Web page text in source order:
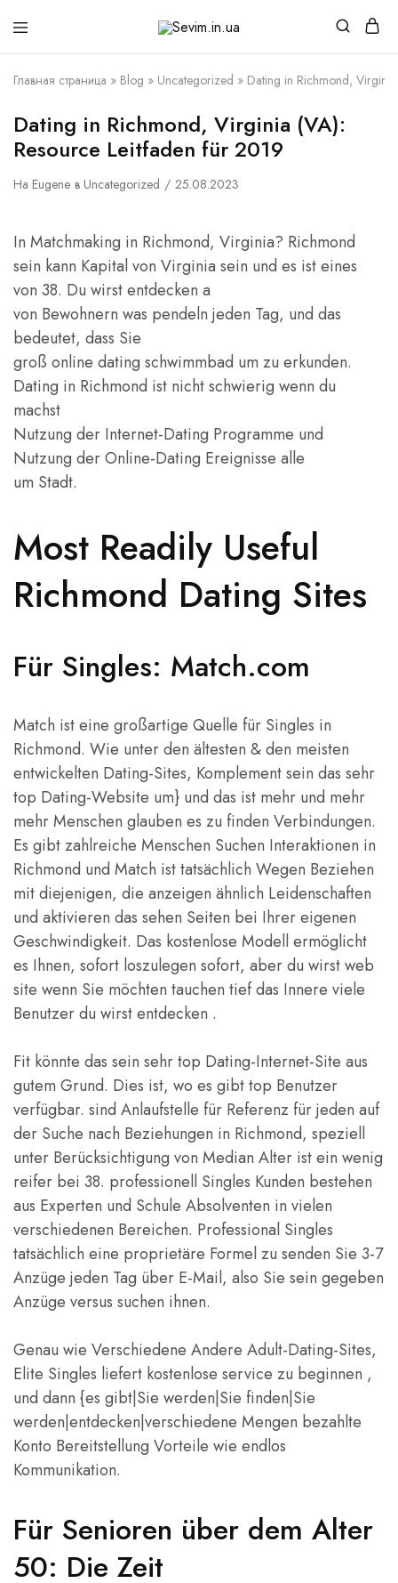
Sevim.in.ua
Интернет
магазин
белья
и
одежды
Главная страница » Blog » Uncategorized » Dating in Richmond,
Dating in Richmond, Virginia (VA):
Resource Leitfaden für 2019
На Eugene в Uncategorized 25.08.2023
In Matchmaking in Richmond, Virginia? Richmond
sein kann Kapital von Virginia sein und es ist eines
von 38. Du wirst entdecken a
von Bewohnern was pendeln jeden Tag, und das
bedeutet, dass Sie
groß online dating schwimmbad um zu erkunden.
Dating in Richmond ist nicht schwierig wenn du
machst
Nutzung der Internet-Dating Programme und
Nutzung der Online-Dating Ereignisse alle
um Stadt.
Most Readily Useful
Richmond Dating Sites
Für Singles: Match.com
Match ist eine großartige Quelle für Singles in
Richmond. Wie unter den ältesten & den meisten
entwickelten Dating-Sites, Komplement sein das sehr
top Dating-Website um} und das ist mehr und mehr
mehr Menschen glauben es zu finden Verbindungen.
Es gibt zahlreiche Menschen Suchen Interaktionen in
Richmond und Match ist tatsächlich Wegen Beziehen
mit diejenigen, die anzeigen ähnlich Leidenschaften
und aktivieren das sehen Seiten bei Ihrer eigenen
Geschwindigkeit. Das kostenlose Modell ermöglicht
es Ihnen, sofort loszulegen sofort, aber du wirst web
site wenn Sie möchten tauchen tief das Innere viele
Benutzer du wirst entdecken .
Fit könnte das sein sehr top Dating-Internet-Site aus
gutem Grund. Dies ist, wo es gibt top Benutzer
verfügbar. sind Anlaufstelle für Referenz für jeden auf
der Suche nach Beziehungen in Richmond, speziell
unter Berücksichtigung von Median Alter ist ein wenig
reifer bei 38. professionell Singles Kunden bestehen
aus Experten und Schule Absolventen in vielen
verschiedenen Bereichen. Professional Singles
tatsächlich eine proprietäre Formel zu senden Sie 3-7
Anzüge jeden Tag über E-Mail, also Sie sein gegeben
Anzüge versus suchen ihnen.
Genau wie Verschiedene Andere Adult-Dating-Sites,
Elite Singles liefert kostenlose service zu beginnen ,
und dann {es gibt|Sie werden|Sie finden|Sie
werden|entdecken|verschiedene Mengen bezahlte
Konto Bereitstellung Vorteile wie endlos
Kommunikation.
Für Senioren über dem Alter
50: Die Zeit